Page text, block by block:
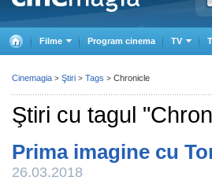
Filme Program cinema TV
Ştiri cu tagul
Prima imagine cu
26.03.2018
Cinemagia > Ştiri > Tags > Chronicle